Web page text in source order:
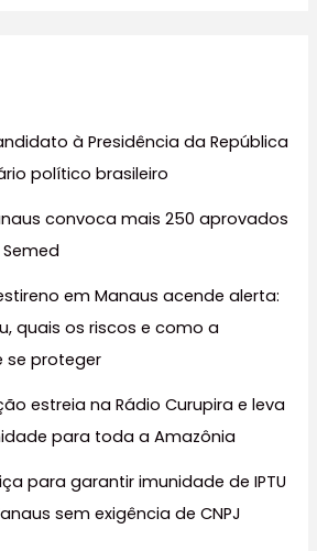
à Presidência da República
político brasileiro
convoca mais 250 aprovados
em Manaus acende alerta:
quais os riscos e como a
se proteger
estreia na Rádio Curupira e leva
para toda a Amazônia
para garantir imunidade de IPTU
sem exigência de CNPJ